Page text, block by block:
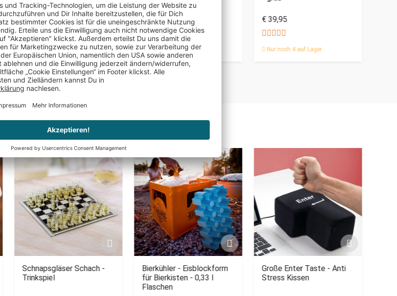
€ 19,95
Nur noch 5 auf Lager
€ 7,95€ 9,95
€ 39,95
Nur noch 4 auf Lager
Das könnte Dir auch gefallen
Schnapsgläser Schach -
Trinkspiel
Bierkühler - Eisblockform
für Bierkisten - 0,33 l
Flaschen
Große Enter Taste - Anti
Stress Kissen